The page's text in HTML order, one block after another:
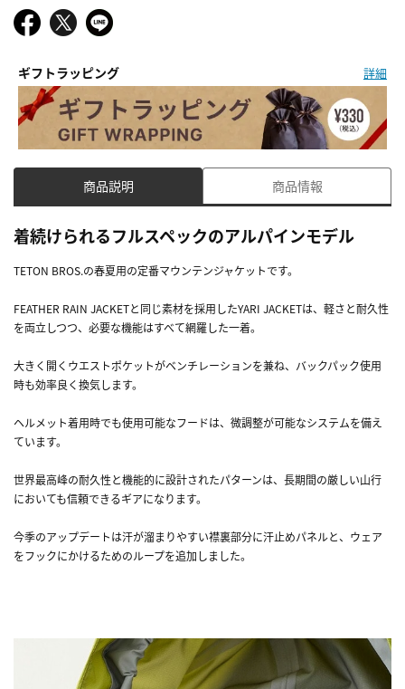
ギフトラッピング 詳細
商品説明 商品情報
着続けられるフルスペックのアルパインモデル
TETON BROS.の春夏用の定番マウンテンジャケットです。
FEATHER RAIN JACKETと同じ素材を採用したYARI JACKETは、軽さと耐久性
を両立しつつ、必要な機能はすべて網羅した一着。
大きく開くウエストポケットがベンチレーションを兼ね、バックパック使用
時も効率良く換気します。
ヘルメット着用時でも使用可能なフードは、微調整が可能なシステムを備え
ています。
世界最高峰の耐久性と機能的に設計されたパターンは、長期間の厳しい山行
においても信頼できるギアになります。
今季のアップデートは汗が溜まりやすい襟裏部分に汗止めパネルと、ウェア
をフックにかけるためのループを追加しました。